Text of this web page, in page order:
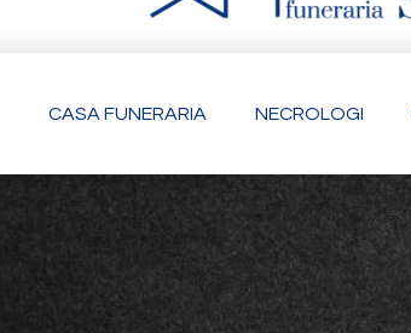
CASA FUNERARIA NECROLOGI